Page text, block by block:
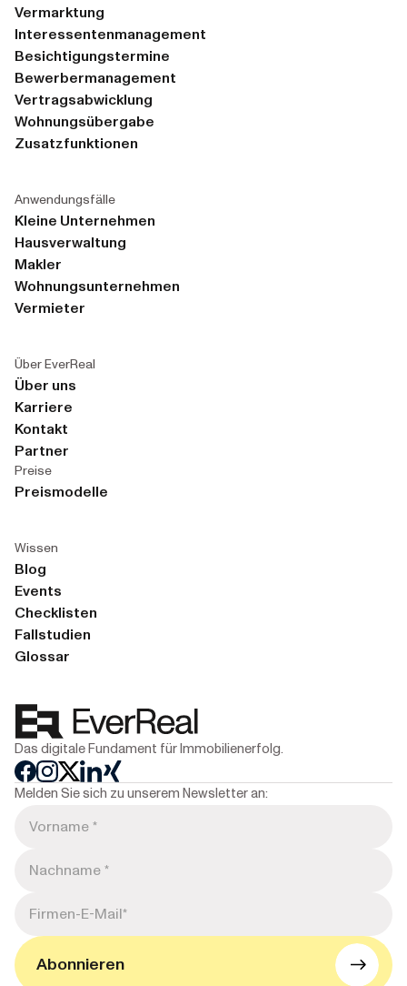
Vermarktung
Interessentenmanagement
Besichtigungstermine
Bewerbermanagement
Vertragsabwicklung
Wohnungsübergabe
Zusatzfunktionen
Anwendungsfälle
Kleine Unternehmen
Hausverwaltung
Makler
Wohnungsunternehmen
Vermieter
Über EverReal
Über uns
Karriere
Kontakt
Partner
Preise
Preismodelle
Wissen
Blog
Events
Checklisten
Fallstudien
Glossar
Das digitale Fundament für Immobilienerfolg.
Melden Sie sich zu unserem Newsletter an: